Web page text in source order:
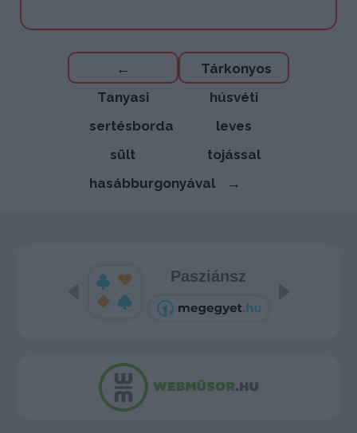
Bejegyzés
navigáció
←
Tanyasi
sertésborda
sült
hasábburgonyával
Tárkonyos
húsvéti
leves
tojással
→
Pasziánsz